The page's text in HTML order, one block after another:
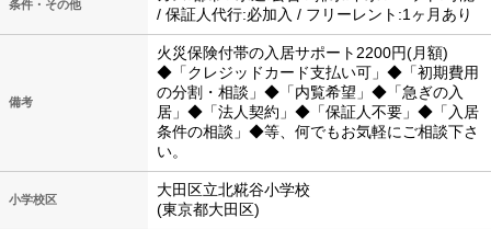
条件・その他
/ 保証人代行:必加入 / フリーレント:1ヶ月あり
備考
火災保険付帯の入居サポート2200円(月額)
◆「クレジッドカード支払い可」◆「初期費用
の分割・相談」◆「内覧希望」◆「急ぎの入
居」◆「法人契約」◆「保証人不要」◆「入居
条件の相談」◆等、何でもお気軽にご相談下さ
い。
小学校区
大田区立北糀谷小学校
(東京都大田区)